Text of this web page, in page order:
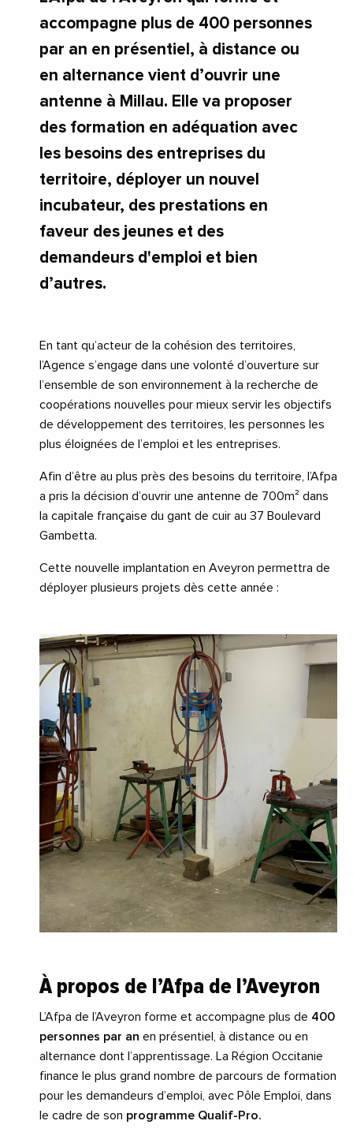
accompagne plus de 400 personnes
par an en présentiel, à distance ou
en alternance vient d’ouvrir une
antenne à Millau. Elle va proposer
des formation en adéquation avec
les besoins des entreprises du
territoire, déployer un nouvel
incubateur, des prestations en
faveur des jeunes et des
demandeurs d'emploi et bien
d’autres.
En tant qu’acteur de la cohésion des territoires,
l’Agence s’engage dans une volonté d’ouverture sur
l’ensemble de son environnement à la recherche de
coopérations nouvelles pour mieux servir les objectifs
de développement des territoires, les personnes les
plus éloignées de l’emploi et les entreprises.
Afin d’être au plus près des besoins du territoire, l’Afpa
a pris la décision d’ouvrir une antenne de 700m² dans
la capitale française du gant de cuir au 37 Boulevard
Gambetta.
Cette nouvelle implantation en Aveyron permettra de
déployer plusieurs projets dès cette année :
Àpropos de l’Afpa de l’Aveyron
L’Afpa de l’Aveyron forme et accompagne plus de 400
personnes par an en présentiel, à distance ou en
alternance dont l’apprentissage. La Région Occitanie
finance le plus grand nombre de parcours de formation
pour les demandeurs d’emploi, avec Pôle Emploi, dans
le cadre de son programme Qualif-Pro.